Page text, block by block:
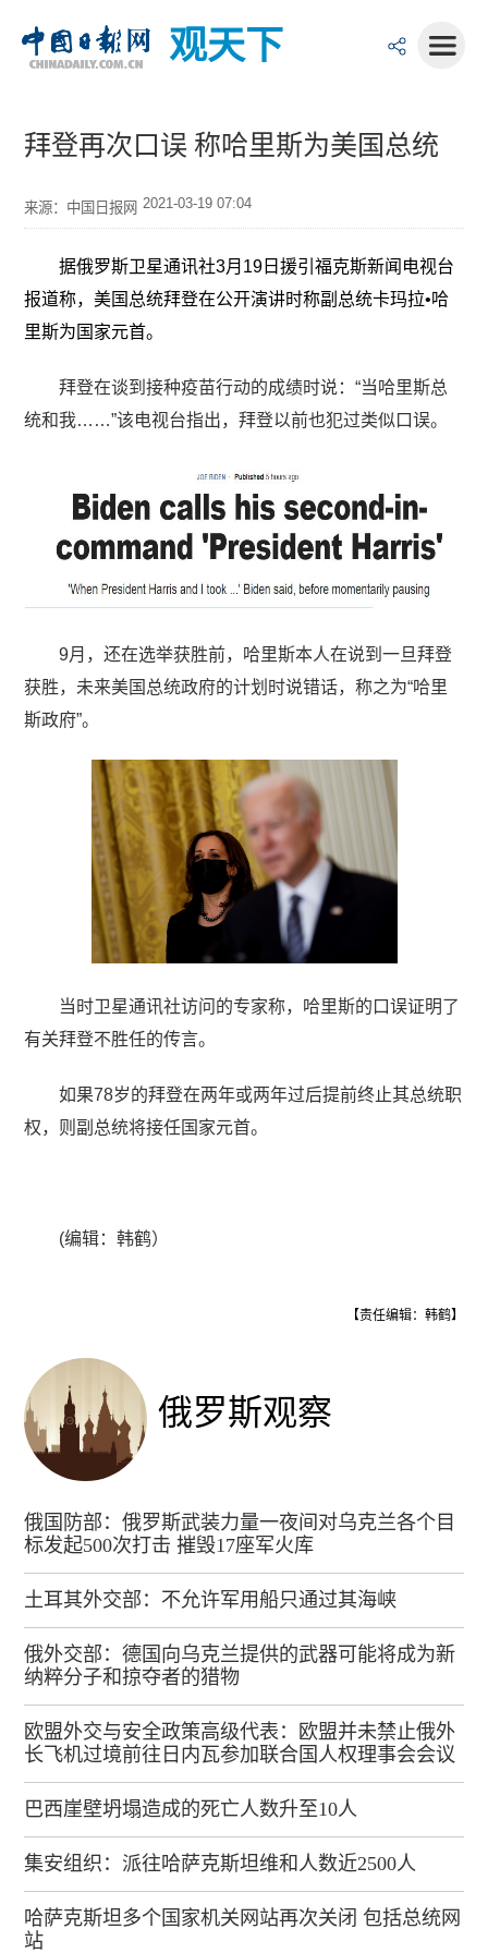
观天下
拜登再次口误 称哈里斯为美国总统
来源：中国日报网 2021-03-19 07:04
据俄罗斯卫星通讯社3月19日援引福克斯新闻电视台
报道称，美国总统拜登在公开演讲时称副总统卡玛拉•哈
里斯为国家元首。
拜登在谈到接种疫苗行动的成绩时说：“当哈里斯总
统和我……”该电视台指出，拜登以前也犯过类似口误。
9月，还在选举获胜前，哈里斯本人在说到一旦拜登
获胜，未来美国总统政府的计划时说错话，称之为“哈里
斯政府”。
当时卫星通讯社访问的专家称，哈里斯的口误证明了
有关拜登不胜任的传言。
如果78岁的拜登在两年或两年过后提前终止其总统职
权，则副总统将接任国家元首。
(编辑：韩鹤）
【责任编辑：韩鹤】
俄罗斯观察
俄国防部：俄罗斯武装力量一夜间对乌克兰各个目
标发起500次打击 摧毁17座军火库
土耳其外交部：不允许军用船只通过其海峡
俄外交部：德国向乌克兰提供的武器可能将成为新
纳粹分子和掠夺者的猎物
欧盟外交与安全政策高级代表：欧盟并未禁止俄外
长飞机过境前往日内瓦参加联合国人权理事会会议
巴西崖壁坍塌造成的死亡人数升至10人
集安组织：派往哈萨克斯坦维和人数近2500人
哈萨克斯坦多个国家机关网站再次关闭 包括总统网
站